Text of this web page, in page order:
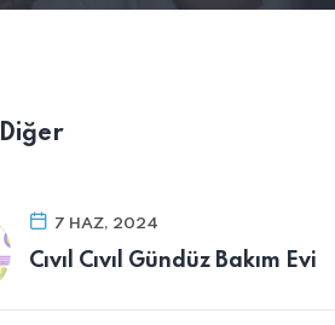
Diğer
7 HAZ, 2024
Cıvıl Cıvıl Gündüz Bakım Evi